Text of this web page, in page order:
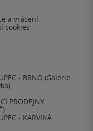
a vrácení
cookies
- BRNO (Galerie
PRODEJNY
- KARVINÁ